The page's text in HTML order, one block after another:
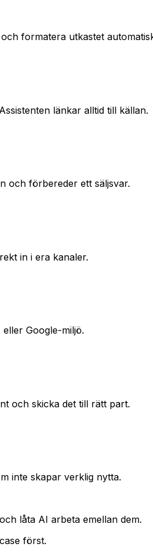
formatera utkastet
länkar alltid till källan.
och förbereder ett säljsvar.
in i era kanaler.
Google-miljö.
och skicka det till rätt part.
inte skapar verklig nytta.
låta AI arbeta emellan dem.
först.